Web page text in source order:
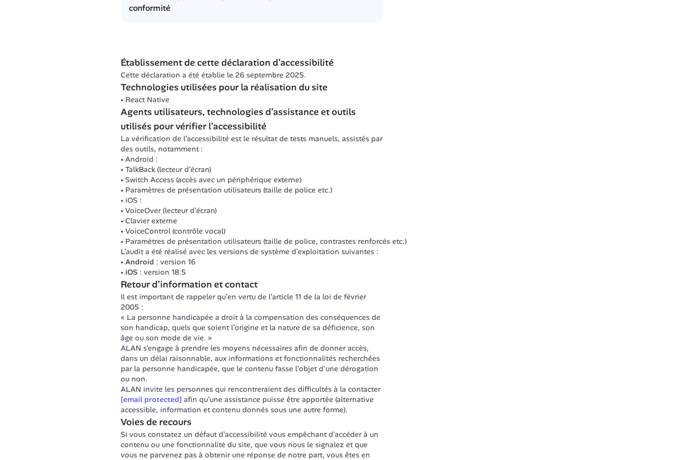
Certains intitulés visibles ne sont pas cohérents ou présents dans l’alternative accessible.
L’information n’est pas toujours structurée par des titres hiérarchisés.
L’information n’est pas toujours structurée par des listes.
Des pages présentent des pertes d’information et de lisibilité lorsque la taille de la police est agrandie ;
L’ordre de navigation n’est pas toujours pertinent ;
L’application est bloquée en mode portrait
Les fonctionnalités utilisables au moyen d'un geste complexe n’ont pas d'alternative au moyen d'un geste simple.
Les auteurs des messages dans le chat ne sont pas identifiés
conformité
Remboursement
Détails remboursement
Garanties
Parler à un professionnel de santé
Réserver une consultation à distance
Achat Lunette
Programme de santé + compléter un défi + vidéo
Ajouter un bénéficiaire
Carte tiers payant
Établissement de cette déclaration d’accessibilité
Cette déclaration a été établie le 26 septembre 2025.
Technologies utilisées pour la réalisation du site
React Native
Agents utilisateurs, technologies d’assistance et outils
utilisés pour vérifier l’accessibilité
La vérification de l’accessibilité est le résultat de tests manuels, assistés par
des outils, notamment :
Android :
TalkBack (lecteur d’écran)
Switch Access (accès avec un périphérique externe)
Paramètres de présentation utilisateurs (taille de police etc.)
iOS :
VoiceOver (lecteur d’écran)
Clavier externe
VoiceControl (contrôle vocal)
Paramètres de présentation utilisateurs (taille de police, contrastes renforcés etc.)
L’audit a été réalisé avec les versions de système d’exploitation suivantes :
Android : version 16
iOS : version 18.5
Retour d’information et contact
Il est important de rappeler qu’en vertu de l’article 11 de la loi de février
2005 :
« La personne handicapée a droit à la compensation des conséquences de
son handicap, quels que soient l’origine et la nature de sa déficience, son
âge ou son mode de vie. »
ALAN s'engage à prendre les moyens nécessaires afin de donner accès,
dans un délai raisonnable, aux informations et fonctionnalités recherchées
par la personne handicapée, que le contenu fasse l'objet d'une dérogation
ou non.
ALAN invite les personnes qui rencontreraient des difficultés à la contacter
[email protected] afin qu’une assistance puisse être apportée (alternative
accessible, information et contenu donnés sous une autre forme).
Voies de recours
Si vous constatez un défaut d'accessibilité vous empêchant d'accéder à un
contenu ou une fonctionnalité du site, que vous nous le signalez et que
vous ne parvenez pas à obtenir une réponse de notre part, vous êtes en